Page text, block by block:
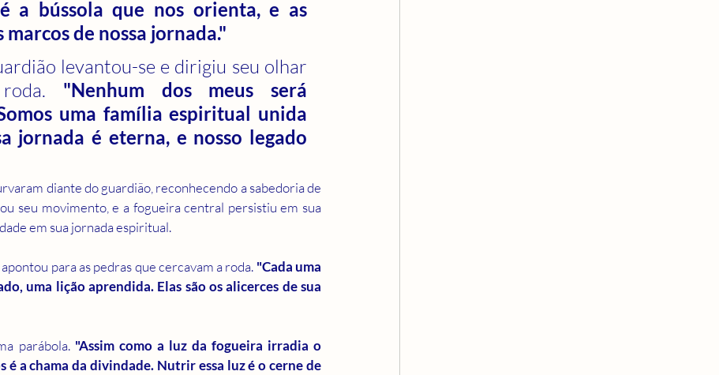
a bússola que nos orienta, e as
marcos de nossa jornada."
levantou-se e dirigiu seu olhar
"Nenhum dos meus será
uma família espiritual unida
jornada é eterna, e nosso legado
diante do guardião, reconhecendo a sabedoria de
seu movimento, e a fogueira central persistiu em sua
em sua jornada espiritual.
para as pedras que cercavam a roda. "Cada uma
uma lição aprendida. Elas são os alicerces de sua
parábola. "Assim como a luz da fogueira irradia o
a chama da divindade. Nutrir essa luz é o cerne de